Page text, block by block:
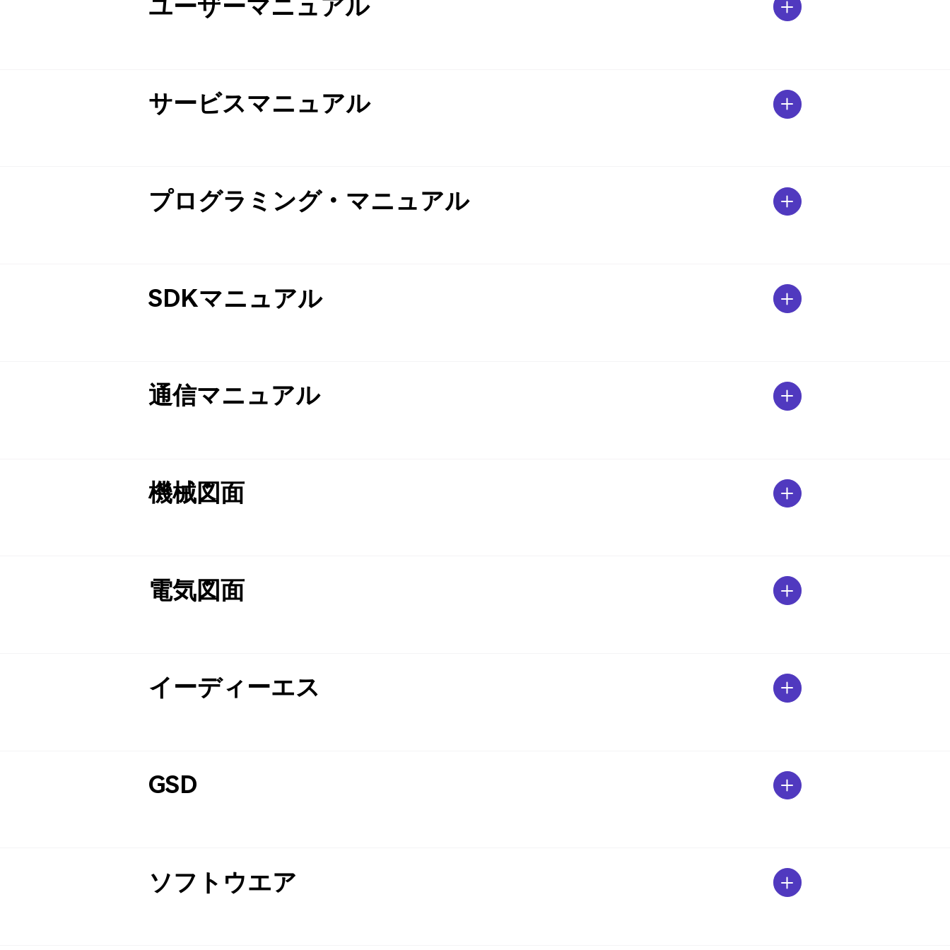
ユーザーマニュアル
サービスマニュアル
プログラミング・マニュアル
SDKマニュアル
通信マニュアル
機械図面
電気図面
イーディーエス
GSD
ソフトウエア